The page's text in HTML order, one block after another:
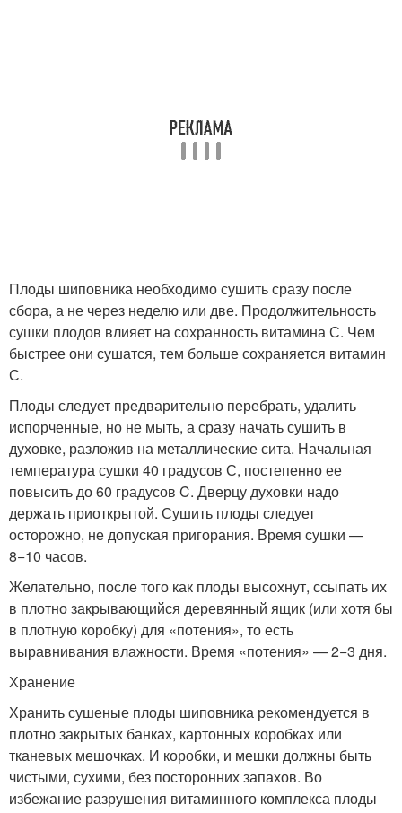
Плоды шиповника необходимо сушить сразу после
сбора, а не через неделю или две. Продолжительность
сушки плодов влияет на сохранность витамина С. Чем
быстрее они сушатся, тем больше сохраняется витамин
С.
Плоды следует предварительно перебрать, удалить
испорченные, но не мыть, а сразу начать сушить в
духовке, разложив на металлические сита. Начальная
температура сушки 40 градусов С, постепенно ее
повысить до 60 градусов C. Дверцу духовки надо
держать приоткрытой. Сушить плоды следует
осторожно, не допуская пригорания. Время сушки —
8−10 часов.
Желательно, после того как плоды высохнут, ссыпать их
в плотно закрывающийся деревянный ящик (или хотя бы
в плотную коробку) для «потения», то есть
выравнивания влажности. Время «потения» — 2−3 дня.
Хранение
Хранить сушеные плоды шиповника рекомендуется в
плотно закрытых банках, картонных коробках или
тканевых мешочках. И коробки, и мешки должны быть
чистыми, сухими, без посторонних запахов. Во
избежание разрушения витаминного комплекса плоды